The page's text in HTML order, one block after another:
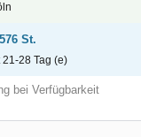
St.
28 Tag (e)
bei Verfügbarkeit